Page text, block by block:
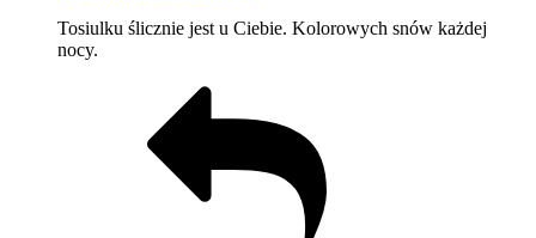
Tosiulku ślicznie jest u Ciebie. Kolorowych snów każdej
nocy.